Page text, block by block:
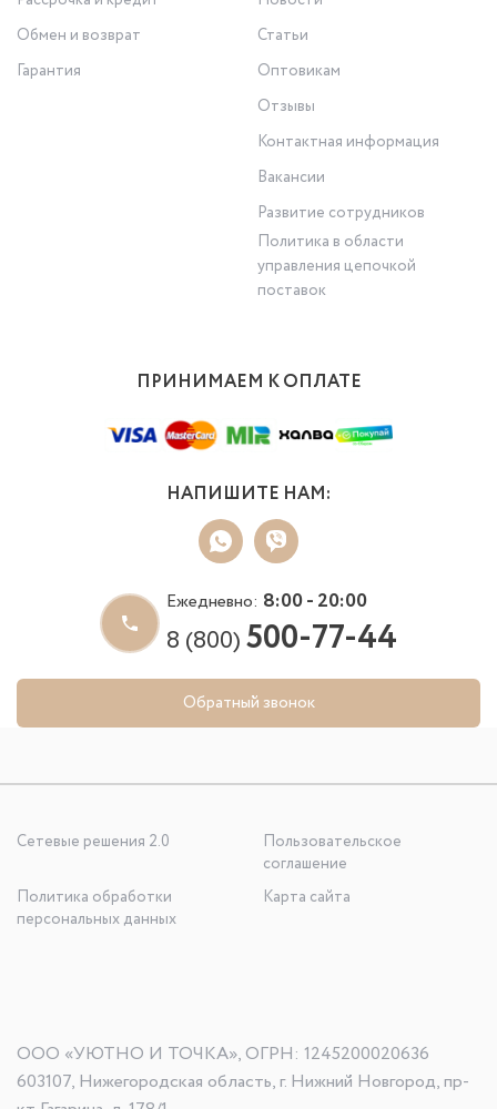
Обмен и возврат
Гарантия
Статьи
Оптовикам
Отзывы
Контактная информация
Вакансии
Развитие сотрудников
Политика в области
управления цепочкой
поставок
ПРИНИМАЕМ К ОПЛАТЕ
НАПИШИТЕ НАМ:
Ежедневно: 8:00 - 20:00
8 (800)500-77-44
Обратный звонок
Сетевые решения 2.0
Пользовательское
соглашение
Политика обработки
персональных данных
Карта сайта
ООО «УЮТНО И ТОЧКА», ОГРН: 1245200020636
603107, Нижегородская область, г. Нижний Новгород, пр-